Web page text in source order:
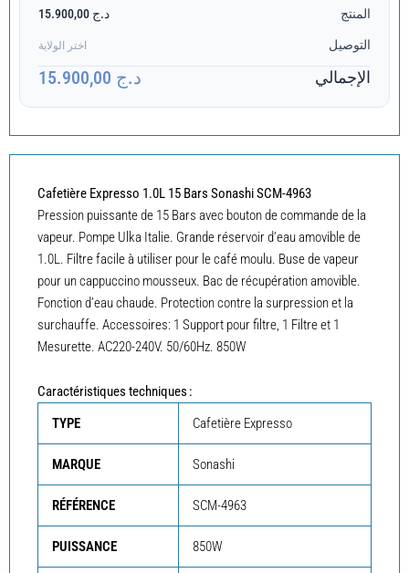
المنتج د.ج 15.900,00
التوصيل اختر الولاية
الإجمالي د.ج 15.900,00
Cafetière Expresso 1.0L 15 Bars Sonashi SCM-4963
Pression puissante de 15 Bars avec bouton de commande de la
vapeur. Pompe Ulka Italie. Grande réservoir d’eau amovible de
1.0L. Filtre facile à utiliser pour le café moulu. Buse de vapeur
pour un cappuccino mousseux. Bac de récupération amovible.
Fonction d’eau chaude. Protection contre la surpression et la
surchauffe. Accessoires: 1 Support pour filtre, 1 Filtre et 1
Mesurette. AC220-240V. 50/60Hz. 850W
Caractéristiques techniques :
TYPE
Cafetière Expresso
MARQUE Sonashi
RÉFÉRENCE SCM-4963
PUISSANCE 850W